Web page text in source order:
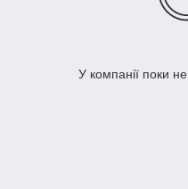
У компанії поки